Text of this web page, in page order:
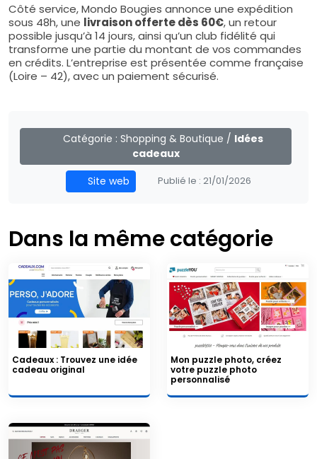
Côté service, Mondo Bougies annonce une expédition
sous 48h, une livraison offerte dès 60€, un retour
possible jusqu’à 14 jours, ainsi qu’un club fidélité qui
transforme une partie du montant de vos commandes
en crédits. L’entreprise est présentée comme française
(Loire – 42), avec un paiement sécurisé.
Catégorie :Shopping & Boutique / Idées
cadeaux
Site web
Publié le : 21/01/2026
Dans la même catégorie
Cadeaux : Trouvez une idée
cadeau original
Mon puzzle photo, créez
votre puzzle photo
personnalisé